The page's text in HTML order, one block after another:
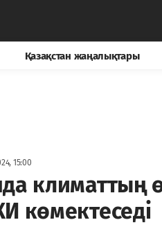
Қазақстан жаңалықтары
15:00
климаттың
көмектеседі